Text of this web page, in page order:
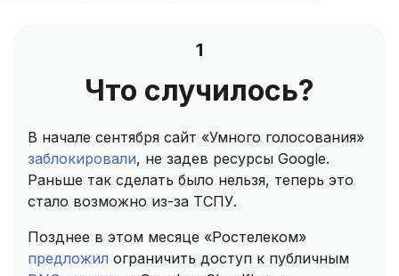
1
Что случилось?
В начале сентября сайт «Умного голосования»
заблокировали, не задев ресурсы Google.
Раньше так сделать было нельзя, теперь это
стало возможно из-за ТСПУ.
Позднее в этом месяце «Ростелеком»
предложил ограничить доступ к публичным